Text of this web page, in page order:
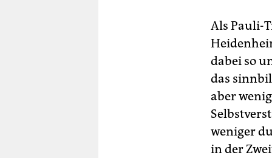
Als Pauli-
dabei so
das
aber
weniger
in der